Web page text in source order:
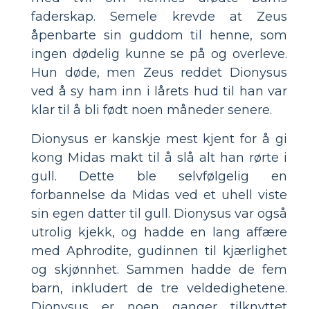
faderskap. Semele krevde at Zeus
åpenbarte sin guddom til henne, som
ingen dødelig kunne se på og overleve.
Hun døde, men Zeus reddet Dionysus
ved å sy ham inn i lårets hud til han var
klar til å bli født noen måneder senere.
Dionysus er kanskje mest kjent for å gi
kong Midas makt til å slå alt han rørte i
gull. Dette ble selvfølgelig en
forbannelse da Midas ved et uhell viste
sin egen datter til gull. Dionysus var også
utrolig kjekk, og hadde en lang affære
med Aphrodite, gudinnen til kjærlighet
og skjønnhet. Sammen hadde de fem
barn, inkludert de tre veldedighetene.